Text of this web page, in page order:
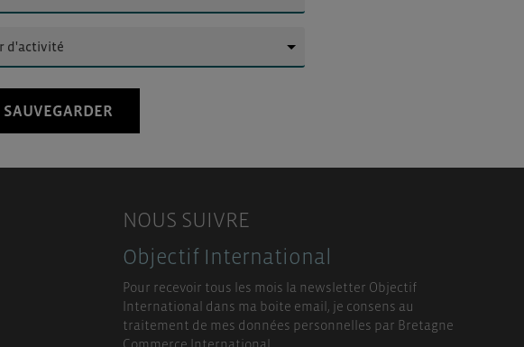
SAUVEGARDER
NOUS SUIVRE
Objectif International
Pour recevoir tous les mois la newsletter Objectif
International dans ma boite email, je consens au
traitement de mes données personnelles par Bretagne
Commerce International.